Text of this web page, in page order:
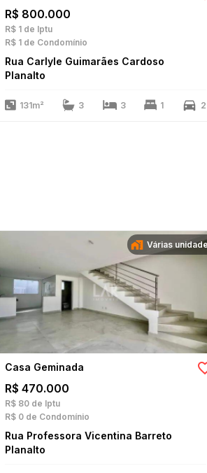
R$ 800.000
R$ 1 de Iptu
R$ 1 de Condomínio
Rua Carlyle Guimarães Cardoso
Planalto
131m² 3 3 1 2
Várias
Casa Geminada
R$ 470.000
R$ 80 de Iptu
R$ 0 de Condomínio
Rua Professora Vicentina Barreto
Planalto